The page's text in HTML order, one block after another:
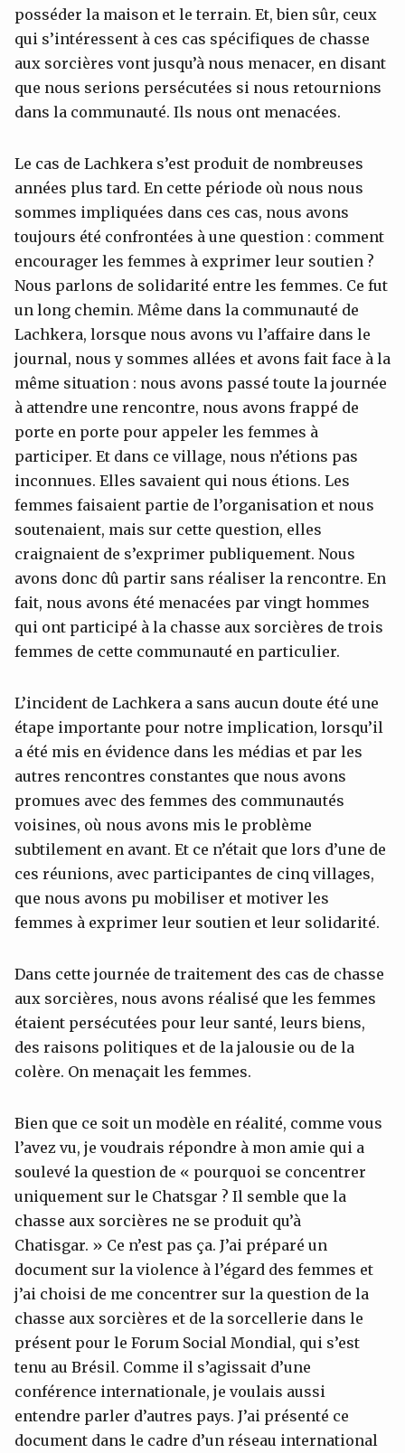
posséder la maison et le terrain. Et, bien sûr, ceux
qui s’intéressent à ces cas spécifiques de chasse
aux sorcières vont jusqu’à nous menacer, en disant
que nous serions persécutées si nous retournions
dans la communauté. Ils nous ont menacées.
Le cas de Lachkera s’est produit de nombreuses
années plus tard. En cette période où nous nous
sommes impliquées dans ces cas, nous avons
toujours été confrontées à une question : comment
encourager les femmes à exprimer leur soutien ?
Nous parlons de solidarité entre les femmes. Ce fut
un long chemin. Même dans la communauté de
Lachkera, lorsque nous avons vu l’affaire dans le
journal, nous y sommes allées et avons fait face à la
même situation : nous avons passé toute la journée
à attendre une rencontre, nous avons frappé de
porte en porte pour appeler les femmes à
participer. Et dans ce village, nous n’étions pas
inconnues. Elles savaient qui nous étions. Les
femmes faisaient partie de l’organisation et nous
soutenaient, mais sur cette question, elles
craignaient de s’exprimer publiquement. Nous
avons donc dû partir sans réaliser la rencontre. En
fait, nous avons été menacées par vingt hommes
qui ont participé à la chasse aux sorcières de trois
femmes de cette communauté en particulier.
L’incident de Lachkera a sans aucun doute été une
étape importante pour notre implication, lorsqu’il
a été mis en évidence dans les médias et par les
autres rencontres constantes que nous avons
promues avec des femmes des communautés
voisines, où nous avons mis le problème
subtilement en avant. Et ce n’était que lors d’une de
ces réunions, avec participantes de cinq villages,
que nous avons pu mobiliser et motiver les
femmes à exprimer leur soutien et leur solidarité.
Dans cette journée de traitement des cas de chasse
aux sorcières, nous avons réalisé que les femmes
étaient persécutées pour leur santé, leurs biens,
des raisons politiques et de la jalousie ou de la
colère. On menaçait les femmes.
Bien que ce soit un modèle en réalité, comme vous
l’avez vu, je voudrais répondre à mon amie qui a
soulevé la question de « pourquoi se concentrer
uniquement sur le Chatsgar ? Il semble que la
chasse aux sorcières ne se produit qu’à
Chatisgar. » Ce n’est pas ça. J’ai préparé un
document sur la violence à l’égard des femmes et
j’ai choisi de me concentrer sur la question de la
chasse aux sorcières et de la sorcellerie dans le
présent pour le Forum Social Mondial, qui s’est
tenu au Brésil. Comme il s’agissait d’une
conférence internationale, je voulais aussi
entendre parler d’autres pays. J’ai présenté ce
document dans le cadre d’un réseau international